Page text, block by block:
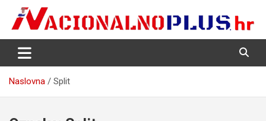
content
NacionalnoPlus.hr
Nacija želi znati više
Naslovna Split